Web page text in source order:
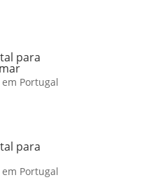
para
Portugal
para
Portugal